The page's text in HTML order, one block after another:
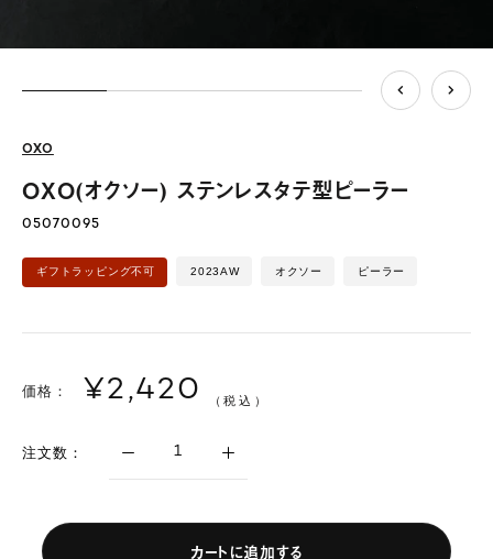
OXO
OXO(オクソー) ステンレスタテ型ピーラー
05070095
ギフトラッピング不可 2023AW オクソー ピーラー
価格： ¥2,420 （税込）
注文数：
カートに追加する